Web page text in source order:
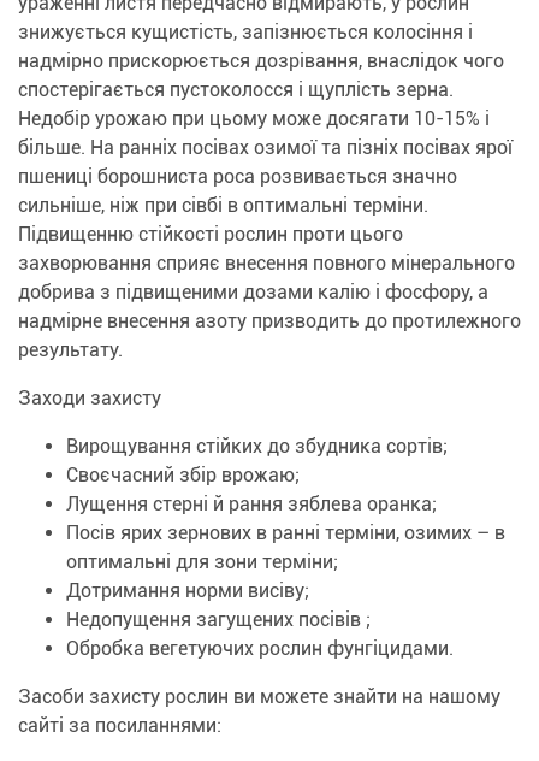
знижується кущистість, запізнюється колосіння і
надмірно прискорюється дозрівання, внаслідок чого
спостерігається пустоколосся і щуплість зерна.
Недобір урожаю при цьому може досягати 10-15% і
більше. На ранніх посівах озимої та пізніх посівах ярої
пшениці борошниста роса розвивається значно
сильніше, ніж при сівбі в оптимальні терміни.
Підвищенню стійкості рослин проти цього
захворювання сприяє внесення повного мінерального
добрива з підвищеними дозами калію і фосфору, а
надмірне внесення азоту призводить до протилежного
результату.
Заходи захисту
Вирощування стійких до збудника сортів;
Своєчасний збір врожаю;
Лущення стерні й рання зяблева оранка;
Посів ярих зернових в ранні терміни, озимих – в
оптимальні для зони терміни;
Дотримання норми висіву;
Недопущення загущених посівів ;
Обробка вегетуючих рослин фунгіцидами.
Засоби захисту рослин ви можете знайти на нашому
сайті за посиланнями: